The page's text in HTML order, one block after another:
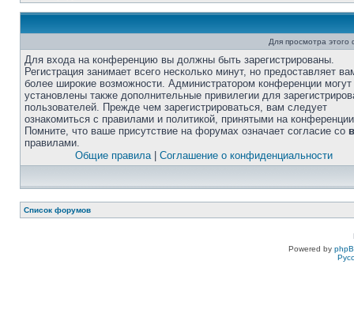
Для просмотра
Для входа на конференцию вы должны быть зарегистрированы.
Регистрация занимает всего несколько минут, но предоставляет
более широкие возможности. Администратором конференции
установлены также дополнительные привилегии для
пользователей. Прежде чем зарегистрироваться, вам следует
ознакомиться с правилами и политикой, принятыми на
Помните, что ваше присутствие на форумах означает согласие со
правилами.
Общие правила| Соглашение о конфиденциальности
Список форумов
Powered by